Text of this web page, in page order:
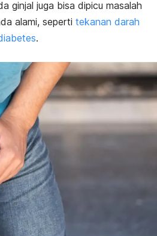
ginjal juga bisa dipicu masalah
alami, seperti tekanan darah
.